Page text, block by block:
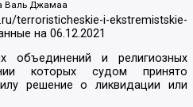
Валь Джамаа
terroristicheskie-i-ekstremistskie-
на06.12.2021
объединений и религиозных
которых судом принято
решение о ликвидации или